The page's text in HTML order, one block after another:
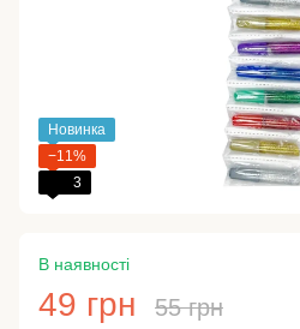
Новинка
−11%
3
В наявності
49 грн 55 грн